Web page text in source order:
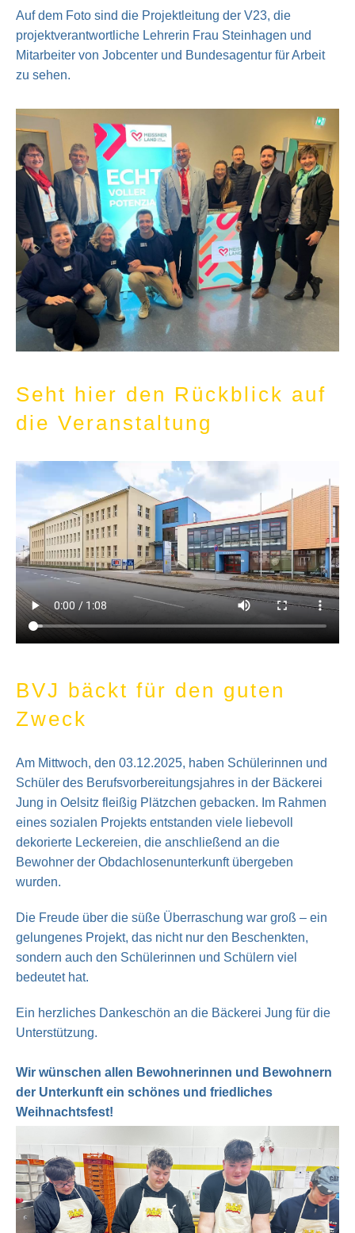
Auf dem Foto sind die Projektleitung der V23, die
projektverantwortliche Lehrerin Frau Steinhagen und
Mitarbeiter von Jobcenter und Bundesagentur für Arbeit
zu sehen.
Seht hier den Rückblick auf
die Veranstaltung
BVJ bäckt für den guten
Zweck
Am Mittwoch, den 03.12.2025, haben Schülerinnen und
Schüler des Berufsvorbereitungsjahres in der Bäckerei
Jung in Oelsitz fleißig Plätzchen gebacken. Im Rahmen
eines sozialen Projekts entstanden viele liebevoll
dekorierte Leckereien, die anschließend an die
Bewohner der Obdachlosenunterkunft übergeben
wurden.
Die Freude über die süße Überraschung war groß – ein
gelungenes Projekt, das nicht nur den Beschenkten,
sondern auch den Schülerinnen und Schülern viel
bedeutet hat.
Ein herzliches Dankeschön an die Bäckerei Jung für die
Unterstützung.
Wir wünschen allen Bewohnerinnen und Bewohnern
der Unterkunft ein schönes und friedliches
Weihnachtsfest!